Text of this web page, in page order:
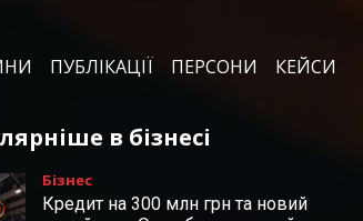
ПУБЛІКАЦІЇ ПЕРСОНИ КЕЙСИ
в бізнесі
Бізнес
Кредит на 300 млн грн та новий